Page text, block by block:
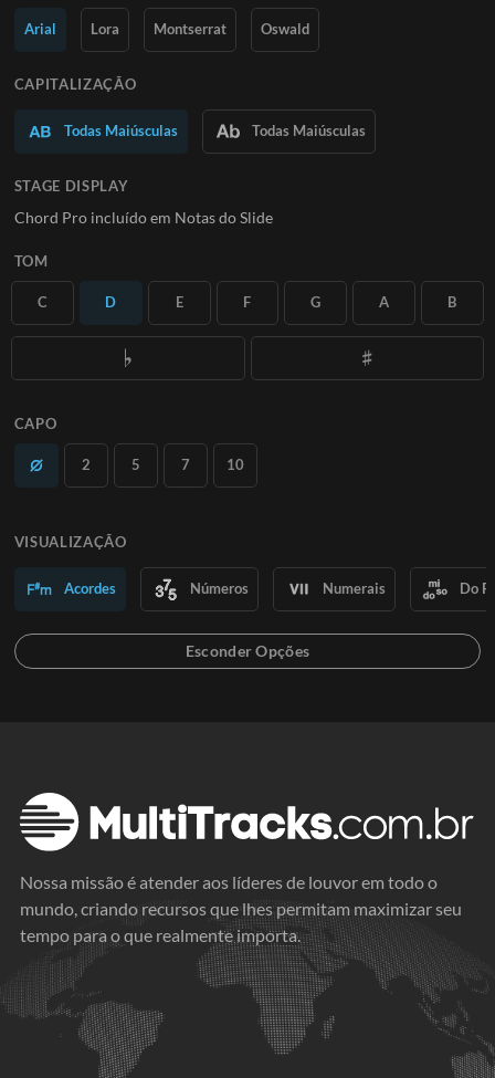
Saiba Mais
Arial Lora Montserrat Oswald
CAPITALIZAÇÃO
Todas Maiúsculas Todas Maiúsculas
STAGE DISPLAY
Chord Pro incluído em Notas do Slide
TOM
C D E F G A B
CAPO
2 5 7 10
VISUALIZAÇÃO
Acordes Números Numerais Do
Nossa missão é atender aos líderes de louvor em todo o
mundo, criando recursos que lhes permitam maximizar seu
tempo para o que realmente importa.